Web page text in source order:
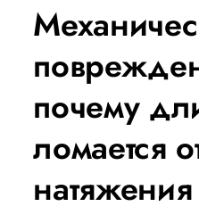
почему
ломается
натяжения